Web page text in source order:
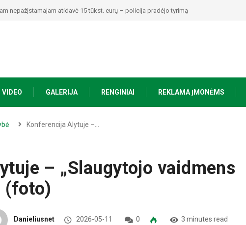
du vyrus, įtariamus galimai padariusius vagystes Alytuje ir Dauguose
VIDEO GALERIJA RENGINIAI REKLAMA ĮMONĖMS
Konferencija Alytuje –…
– „Slaugytojo vaidmens
(foto)
Danieliusnet 2026-05-11 0 3 minutes read